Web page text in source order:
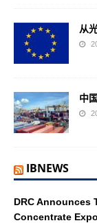
从
中
IBNEWS
DRC Announces
Concentrate